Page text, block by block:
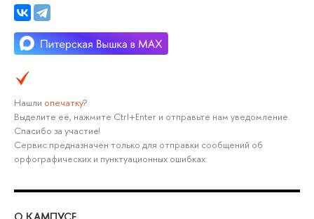
Нашли опечатку?
Выделите её, нажмите Ctrl+Enter и отправьте нам уведомление.
Спасибо за участие!
Сервис предназначен только для отправки сообщений об
орфографических и пунктуационных ошибках.